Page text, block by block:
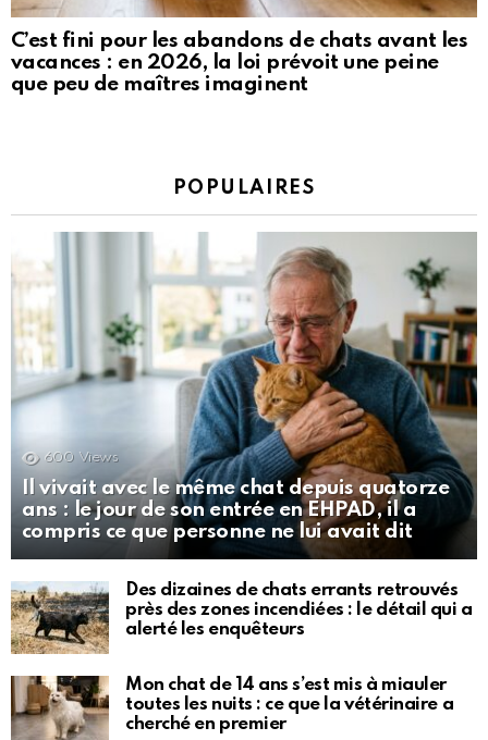
C’est fini pour les abandons de chats avant les
vacances : en 2026, la loi prévoit une peine
que peu de maîtres imaginent
POPULAIRES
600 Views
Il vivait avec le même chat depuis quatorze
ans : le jour de son entrée en EHPAD, il a
compris ce que personne ne lui avait dit
Des dizaines de chats errants retrouvés
près des zones incendiées : le détail qui a
alerté les enquêteurs
Mon chat de 14 ans s’est mis à miauler
toutes les nuits : ce que la vétérinaire a
cherché en premier